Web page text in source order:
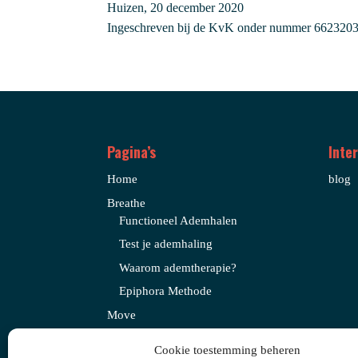
Cookie toestemming beheren
Huizen, 20 december 2020
Ingeschreven bij de KvK onder nummer
Pagina’s
Home
Breathe
Functioneel Ademhalen
Test je ademhaling
Waarom ademtherapie?
Epiphora Methode
Move
blog